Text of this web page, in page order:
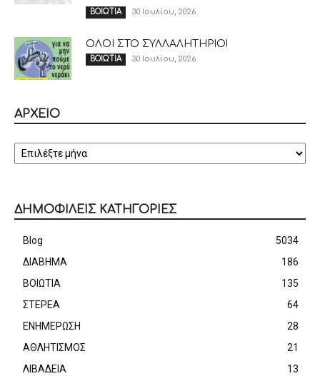
ΒΟΙΩΤΙΑ 30 Ιουλίου, 2026
ΟΛΟΙ ΣΤΟ ΣΥΛΛΑΛΗΤΗΡΙΟ!
ΒΟΙΩΤΙΑ 30 Ιουλίου, 2026
ΑΡΧΕΙΟ
ΑΡΧΕΙΟ
ΔΗΜΟΦΙΛΕΙΣ ΚΑΤΗΓΟΡΙΕΣ
Blog
5034
ΔΙΑΒΗΜΑ
186
ΒΟΙΩΤΙΑ
135
ΣΤΕΡΕΑ
64
ΕΝΗΜΕΡΩΣΗ
28
ΑΘΛΗΤΙΣΜΟΣ
21
ΛΙΒΑΔΕΙΑ
13